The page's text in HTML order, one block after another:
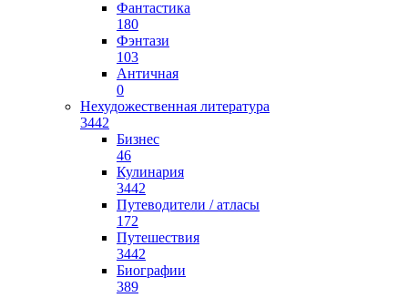
Фантастика
180
Фэнтази
103
Античная
0
Нехудожественная литература
3442
Бизнес
46
Кулинария
3442
Путеводители / атласы
172
Путешествия
3442
Биографии
389